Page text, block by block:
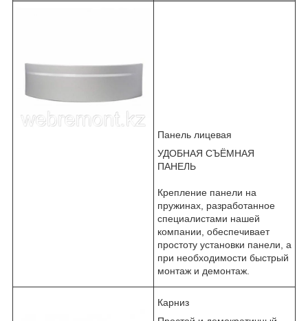
Панель лицевая
УДОБНАЯ СЪЁМНАЯ
ПАНЕЛЬ
Крепление панели на
пружинах, разработанное
специалистами нашей
компании, обеспечивает
простоту установки панели, а
при необходимости быстрый
монтаж и демонтаж.
Карниз